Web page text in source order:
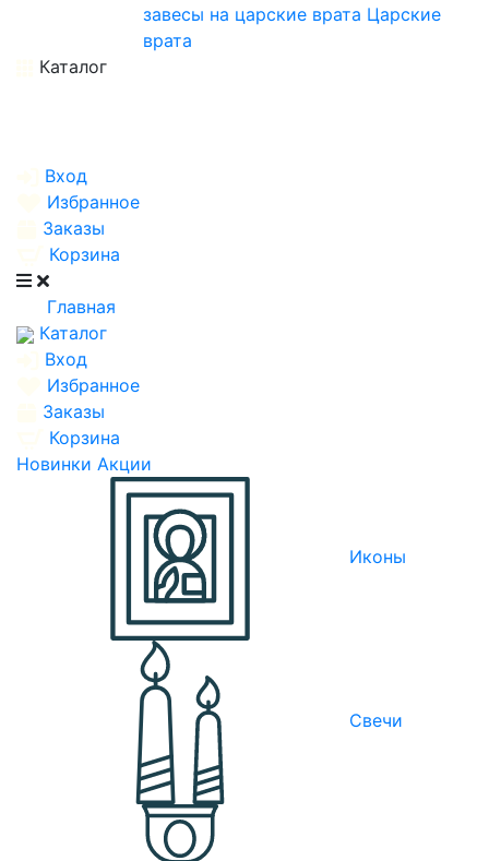
завесы на царские врата Царские
врата
Каталог
Вход
Избранное
Заказы
Корзина
Главная
Каталог
Вход
Избранное
Заказы
Корзина
Новинки Акции
Иконы
Свечи